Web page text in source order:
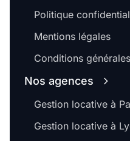
Politique
Mentions légales
Conditions
Nos agences
Gestion locative à
Gestion locative à